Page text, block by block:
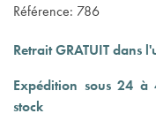
Référence: 786
Retrait GRATUIT dans
Expédition sous 24 à
stock